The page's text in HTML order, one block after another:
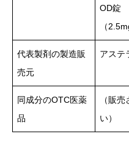
OD錠
（
代表製剤の製造販
売元
アステ
同成分のOTC医薬
品
（販
い）